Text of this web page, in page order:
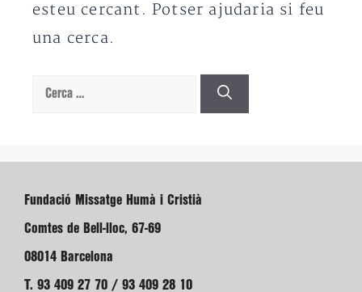
esteu cercant. Potser ajudaria si feu
una cerca.
Cerca:
Fundació Missatge Humà i Cristià
Comtes de Bell-lloc, 67-69
08014 Barcelona
T. 93 409 27 70 / 93 409 28 10